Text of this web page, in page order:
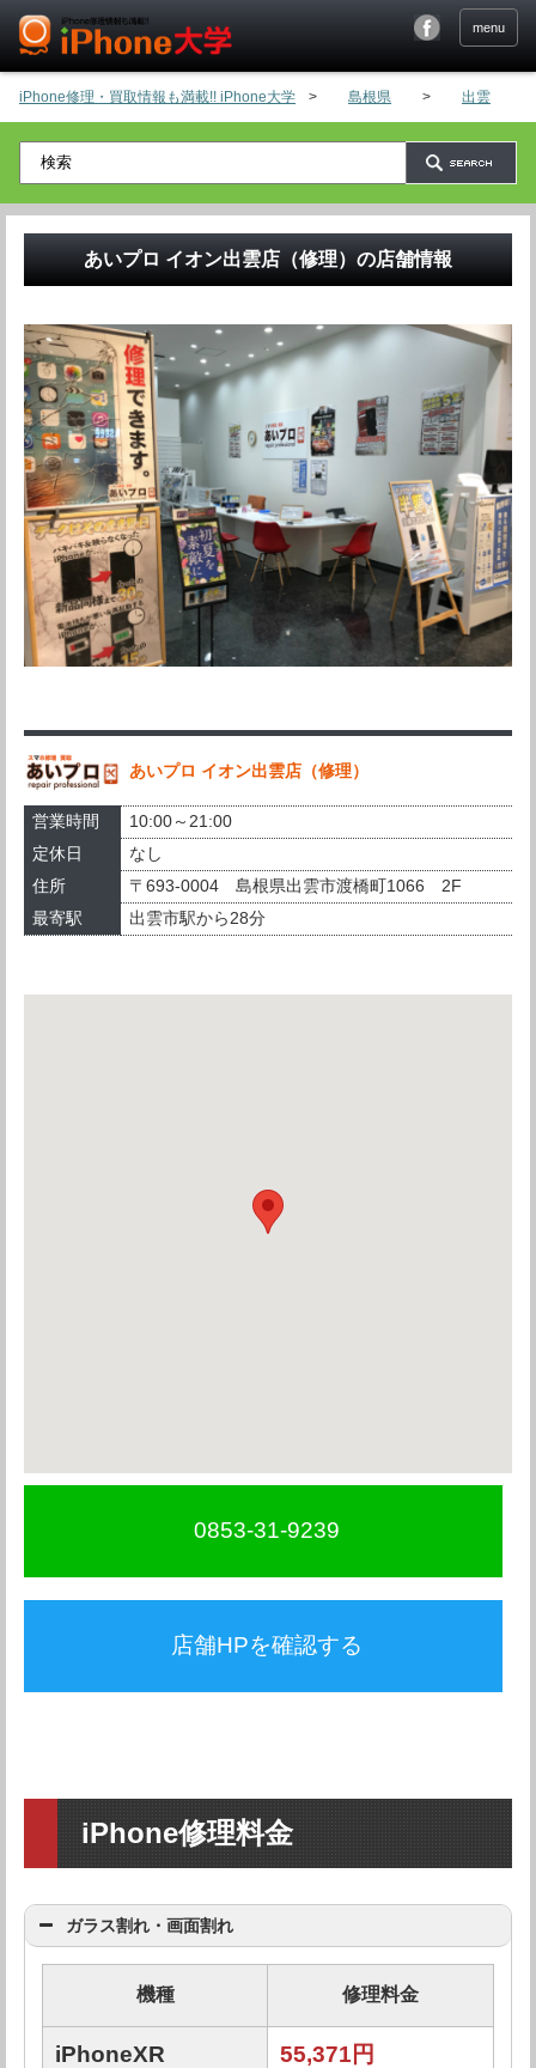
menu
iPhone修理・買取情報も満載!! iPhone大学 > 島根県 > 出雲
あいプロ イオン出雲店（修理） の店舗情報
あいプロ イオン出雲店（修理）
営業時間
10:00～21:00
定休日
なし
住所
〒693-0004 島根県出雲市渡橋町1066 2F
最寄駅
出雲市駅から28分
0853-31-9239
店舗HPを確認する
iPhone修理料金
ガラス割れ・画面割れ
機種 修理料金
iPhoneXR 55,371円